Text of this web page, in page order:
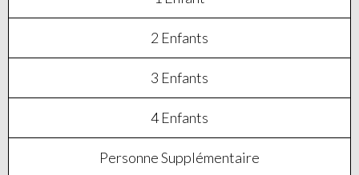
2 Enfants
3 Enfants
4 Enfants
Personne Supplémentaire